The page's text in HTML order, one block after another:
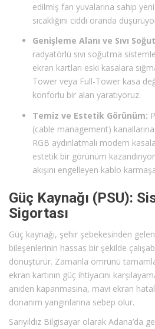
edilmiş fan yuvalarına sahip
sıcaklığını ciddi oranda
Genişleme Alanı ve Sıvı
radyatörlü sıvı soğutma
ekran kartları eski kasalara
Tower veya Full-Tower kasa
konforlu bir alan yaratıyoruz.
Temiz ve Estetik Görünüm:
(cable management)
RGB aydınlatmalı modern
estetik bir görünüm
akışını engelleyen kablo
Güç Kaynağı (PSU):
Sigortası
Güç kaynağı, şehir şebekesinden
bileşenlerinin hassas bir şekilde
dönüştürür. Zamanla ömrünü
ekran kartının güç ihtiyacını
aniden kapanmasına, mavi ekran
donanım yangınlarına sebep olur.
Sarıyıldız Bilgisayar olarak Adana’da